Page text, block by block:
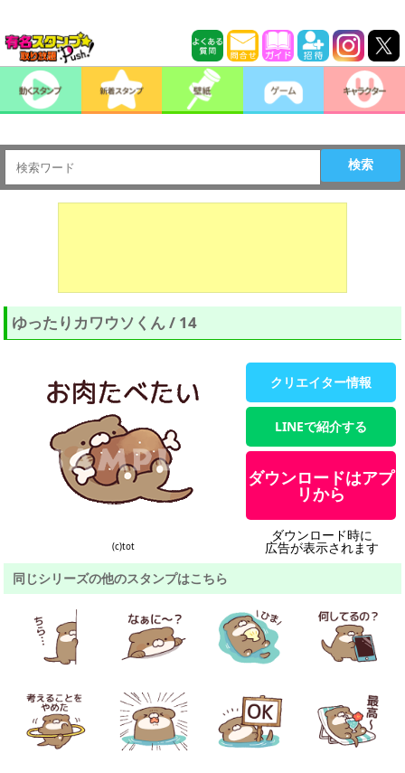
検索
ゆったりカワウソくん / 14
(c)tot
クリエイター情報
LINEで紹介する
ダウンロードはアプ
リから
ダウンロード時に
広告が表示されます
同じシリーズの他のスタンプはこちら